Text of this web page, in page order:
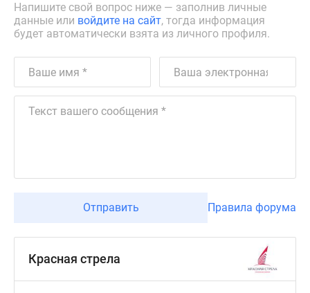
Напишите свой вопрос ниже — заполнив личные
данные или войдите на сайт, тогда информация
будет автоматически взята из личного профиля.
Отправить Правила форума
Красная стрела